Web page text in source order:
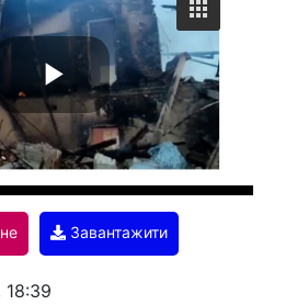
P
l
a
Завантажити
18:39